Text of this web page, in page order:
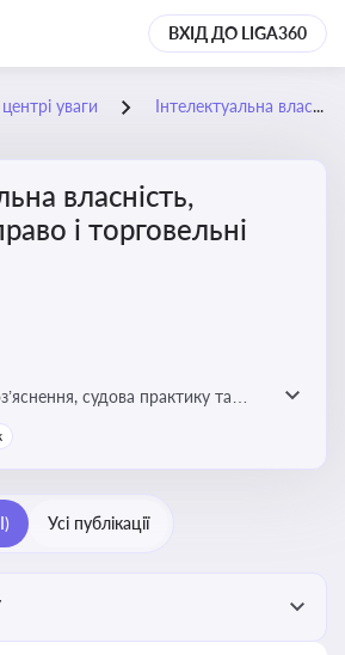
ВХІД ДО LIGA360
уваги Інтелектуальна власність, авторське право і торговельні марки
власність,
і торговельні
судова практику та
що стосуються авторського
захисту торговельних марок,
у законодавстві у цій сфері
Усі публікації